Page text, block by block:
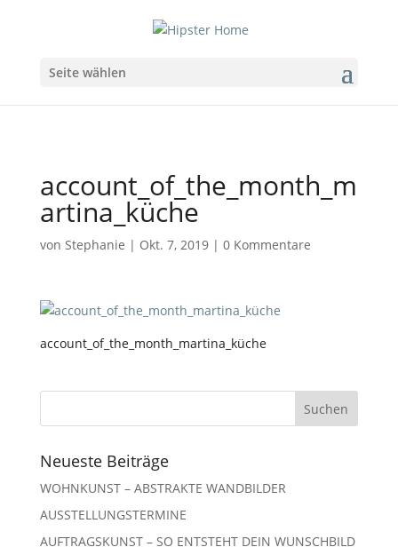
Seite wählen
account_of_the_month_m
artina_küche
von Stephanie | Okt. 7, 2019| 0 Kommentare
account_of_the_month_martina_küche
Neueste Beiträge
WOHNKUNST – ABSTRAKTE WANDBILDER
AUSSTELLUNGSTERMINE
AUFTRAGSKUNST – SO ENTSTEHT DEIN WUNSCHBILD